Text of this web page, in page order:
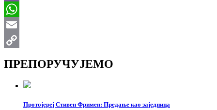
Viber
WhatsApp
Email
ПРЕПОРУЧУЈЕМО
Протојереј Стивен Фримен: Предање као заједница